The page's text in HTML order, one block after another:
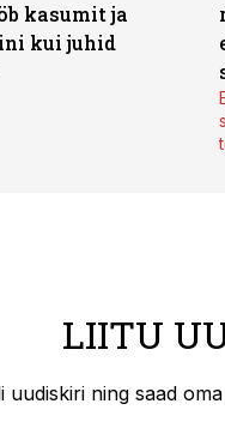
kasumit ja
kui juhid
LIITU
uudiskiri ning saad